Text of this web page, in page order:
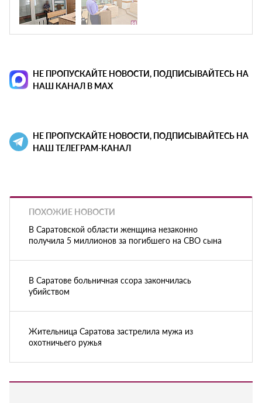
НЕ ПРОПУСКАЙТЕ НОВОСТИ, ПОДПИСЫВАЙТЕСЬ НА
НАШ КАНАЛ В MAX
НЕ ПРОПУСКАЙТЕ НОВОСТИ, ПОДПИСЫВАЙТЕСЬ НА
НАШ ТЕЛЕГРАМ-КАНАЛ
ПОХОЖИЕ НОВОСТИ
В Саратовской области женщина незаконно
получила 5 миллионов за погибшего на СВО сына
В Саратове больничная ссора закончилась
убийством
Жительница Саратова застрелила мужа из
охотничьего ружья